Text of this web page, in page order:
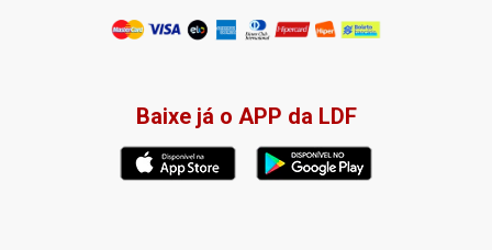
Baixe já o APP da LDF